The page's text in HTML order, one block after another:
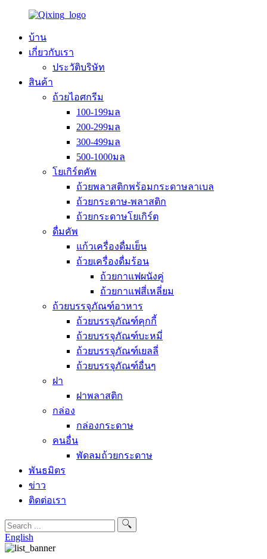
บ้าน
เกี่ยวกับเรา
ประวัติบริษัท
สินค้า
ถ้วยไอศกรีม
100-199มล
200-299มล
300-499มล
500-1000มล
โยเกิร์ตคัพ
ถ้วยพลาสติกพร้อมกระดาษลาเบล
ถ้วยกระดาษ-พลาสติก
ถ้วยกระดาษโยเกิร์ต
ดื่มคัพ
แก้วเครื่องดื่มเย็น
ถ้วยเครื่องดื่มร้อน
ถ้วยกาแฟผนังคู่
ถ้วยกาแฟสี่เหลี่ยม
ถ้วยบรรจุภัณฑ์อาหาร
ถ้วยบรรจุภัณฑ์คุกกี้
ถ้วยบรรจุภัณฑ์บะหมี่
ถ้วยบรรจุภัณฑ์เยลลี่
ถ้วยบรรจุภัณฑ์อื่นๆ
ฝา
ฝาพลาสติก
กล่อง
กล่องกระดาษ
คนอื่น
พัดลมถ้วยกระดาษ
พันธมิตร
ข่าว
ติดต่อเรา
English